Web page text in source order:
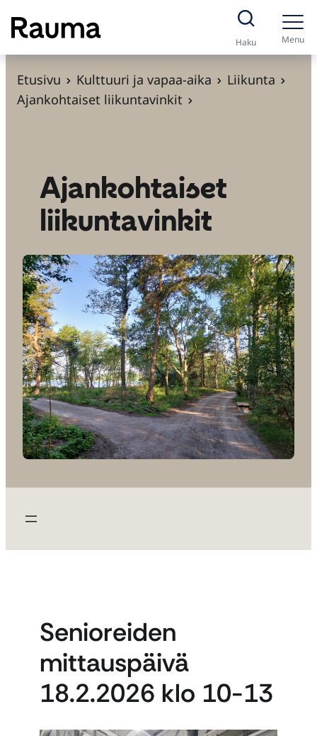
S
i
Haku Menu
Etusivu Kulttuuri ja vapaa-aika
Liikunta
Ajankohtaiset liikuntavinkit
Ajankohtaiset
liikuntavinkit
Senioreiden
mittauspäivä
18.2.2026 klo 10-13